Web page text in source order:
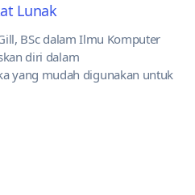
Lunak
BSc dalam Ilmu Komputer
diri dalam
yang mudah digunakan untuk